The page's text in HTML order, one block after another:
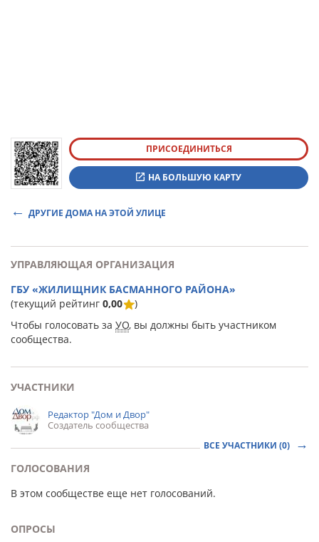
ПРИСОЕДИНИТЬСЯ
НА БОЛЬШУЮ КАРТУ
ДРУГИЕ ДОМА НА ЭТОЙ УЛИЦЕ
УПРАВЛЯЮЩАЯ ОРГАНИЗАЦИЯ
ГБУ «ЖИЛИЩНИК БАСМАННОГО РАЙОНА»
(текущий рейтинг 0,00
)
Чтобы голосовать за УО, вы должны быть участником
сообщества.
УЧАСТНИКИ
Редактор "Дом и Двор"
Создатель сообщества
ВСЕ УЧАСТНИКИ (0)
ГОЛОСОВАНИЯ
В этом сообществе еще нет голосований.
ОПРОСЫ